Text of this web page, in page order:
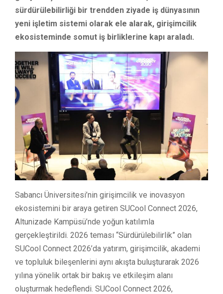
sürdürülebilirliği bir trendden ziyade iş dünyasının
yeni işletim sistemi olarak ele alarak, girişimcilik
ekosisteminde somut iş birliklerine kapı araladı.
Sabancı Üniversitesi’nin girişimcilik ve inovasyon
ekosistemini bir araya getiren SUCool Connect 2026,
Altunizade Kampüsü’nde yoğun katılımla
gerçekleştirildi. 2026 teması “Sürdürülebilirlik” olan
SUCool Connect 2026’da yatırım, girişimcilik, akademi
ve topluluk bileşenlerini aynı akışta buluşturarak 2026
yılına yönelik ortak bir bakış ve etkileşim alanı
oluşturmak hedeflendi. SUCool Connect 2026,